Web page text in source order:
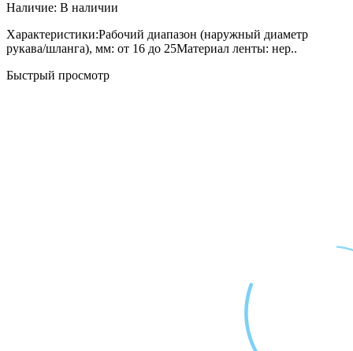
Наличие: В наличии
Характеристики:Рабочий диапазон (наружный диаметр
рукава/шланга), мм: от 16 до 25Материал ленты: нер..
Быстрый просмотр